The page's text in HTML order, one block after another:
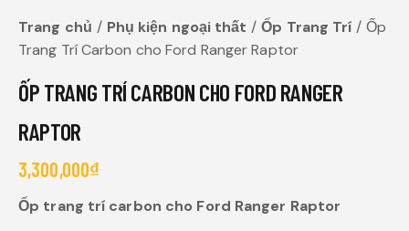
Trang chủ Phụ kiện ngoại thất Ốp Trang Trí
Ốp
Trang Trí Carbon cho Ford Ranger Raptor
ỐP TRANG TRÍ CARBON CHO FORD RANGER
RAPTOR
3,300,000₫
Ốp trang trí carbon cho Ford Ranger Raptor